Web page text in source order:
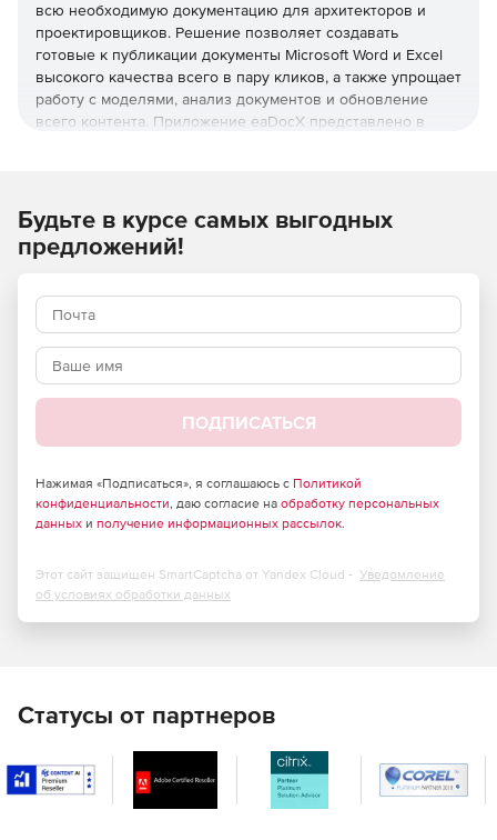
всю необходимую документацию для архитекторов и
проектировщиков. Решение позволяет создавать
готовые к публикации документы Microsoft Word и Excel
высокого качества всего в пару кликов, а также упрощает
работу с моделями, анализ документов и обновление
всего контента. Приложение eaDocX представлено в
Простой графический интерфейс.
знакомые стили и форматы.
Автоматическая генерация диаграмм, гиперссылок,
маркировка и и. д.
Нет необходимости в rtf или сценариях.
Проекты:
Повторное использование модели данных для многих
аудиторий и в разных форматах.
быстрого выявления пробелов и дублирования.
Публикация материалов онлайн с ссылками и
инструкциями для рецензентов.
Возможность публичногоиобсужеления проекта.
Будьте в курсе самых выгодных
предложений!
ПОДПИСАТЬСЯ
Нажимая «Подписаться», я соглашаюсь с Политикой
конфиденциальности, даю согласие на обработку персональных
данных и получение информационных рассылок.
Этот сайт защищен SmartCaptcha от Yandex Cloud - Уведомление
об условиях обработки данных
Статусы от партнеров